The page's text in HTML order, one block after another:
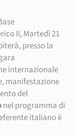
II, Martedì 21
presso la
internazionale
manifestazione
del
nel programma di
italiano è